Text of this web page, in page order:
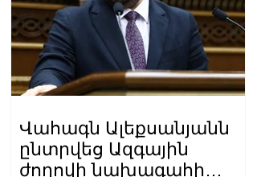
Վահագն Ալեքսանյանն
ընտրվեց Ազգային
ժողովի նախագահի